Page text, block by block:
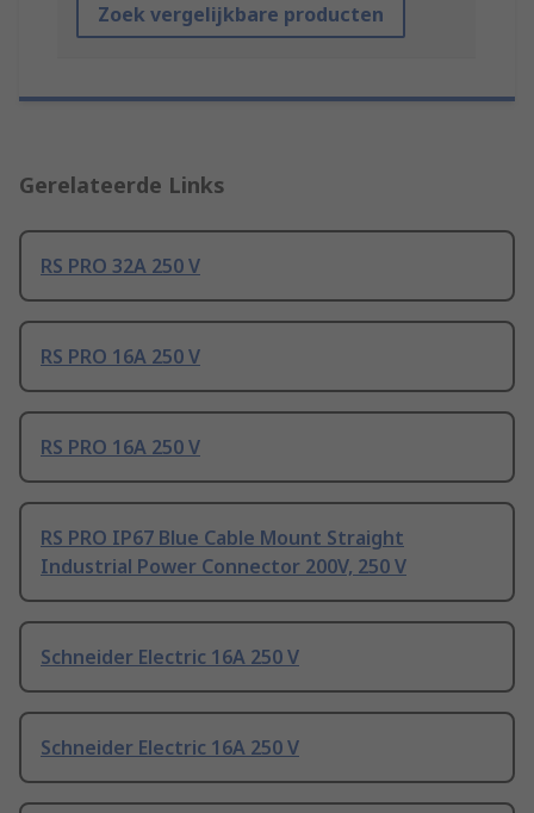
Zoek vergelijkbare producten
Gerelateerde Links
RS PRO 32A 250 V
RS PRO 16A 250 V
RS PRO 16A 250 V
RS PRO IP67 Blue Cable Mount Straight
Industrial Power Connector 200V, 250 V
Schneider Electric 16A 250 V
Schneider Electric 16A 250 V